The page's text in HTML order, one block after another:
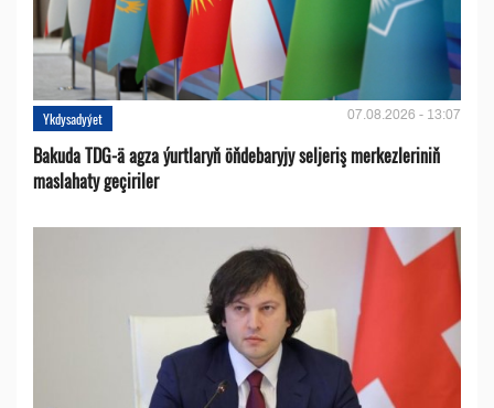
Ykdysadyýet 07.08.2026 - 13:07
Bakuda TDG-ä agza ýurtlaryň öňdebaryjy seljeriş merkezleriniň
maslahaty geçiriler